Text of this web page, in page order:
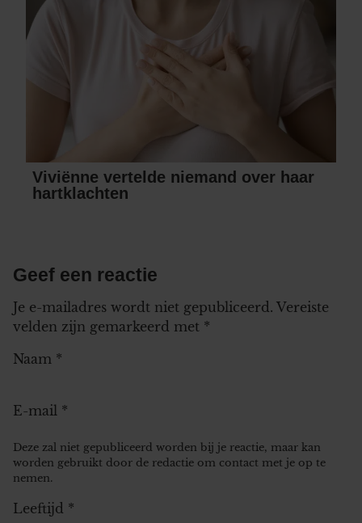
Viviënne vertelde niemand over haar
hartklachten
Geef een reactie
Je e-mailadres wordt niet gepubliceerd. Vereiste
velden zijn gemarkeerd met *
Naam *
E-mail *
Deze zal niet gepubliceerd worden bij je reactie, maar kan
worden gebruikt door de redactie om contact met je op te
nemen.
Leeftijd *